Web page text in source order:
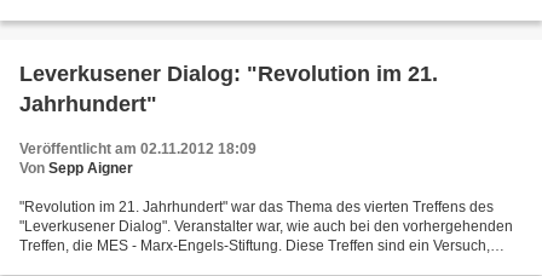
Leverkusener Dialog: "Revolution im 21.
Jahrhundert"
Veröffentlicht am 02.11.2012 18:09
Von Sepp Aigner
"Revolution im 21. Jahrhundert" war das Thema des vierten Treffens des
"Leverkusener Dialog". Veranstalter war, wie auch bei den vorhergehenden
Treffen, die MES - Marx-Engels-Stiftung. Diese Treffen sind ein Versuch,